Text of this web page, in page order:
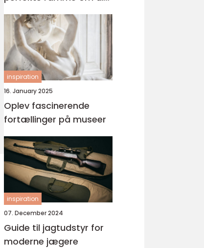
fest
inspiration
16. January 2025
Oplev fascinerende
fortællinger på museer
inspiration
07. December 2024
Guide til jagtudstyr for
moderne jægere